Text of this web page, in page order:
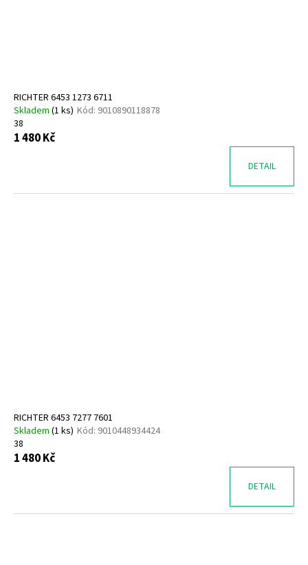
RICHTER 6453 1273 6711
Skladem (1 ks) Kód: 9010890118878
38
1 480 Kč
DETAIL
RICHTER 6453 7277 7601
Skladem (1 ks) Kód: 9010448934424
38
1 480 Kč
DETAIL